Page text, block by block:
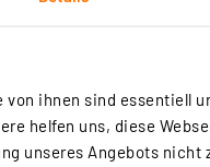
ihnen sind essentiell
helfen uns, diese
unseres Angebots